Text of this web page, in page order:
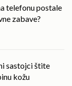
telefonu postale
zabave?
sastojci štite
kožu